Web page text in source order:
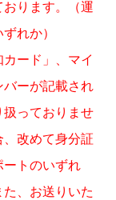
おります。（運
れか）
カード」、マイ
ーが記載され
っておりませ
改めて身分証
ートのいずれ
、お送りいた